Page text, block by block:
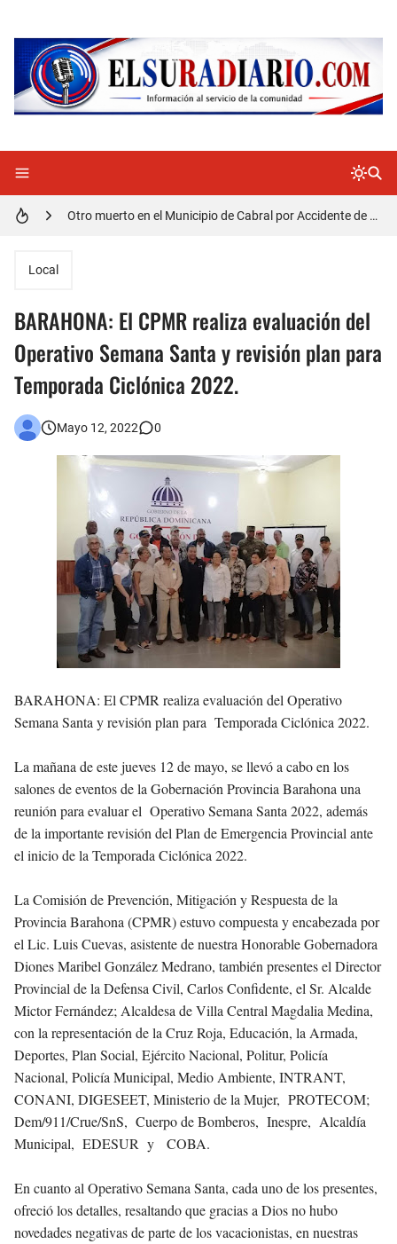
Jóvenes de Cabral aclaran mal entendido en tienda de celulares en Barahona
Otro muerto en el Municipio de Cabral por Accidente de Tránsito
Asaltantes hieren de bala joven Cabraleño en la carretera Cabral – Barahona
Local
BARAHONA: El CPMR realiza evaluación del
Operativo Semana Santa y revisión plan para
Temporada Ciclónica 2022.
Mayo 12, 2022 0
BARAHONA: El CPMR realiza evaluación del Operativo
Semana Santa y revisión plan para Temporada Ciclónica 2022.
La mañana de este jueves 12 de mayo, se llevó a cabo en los
salones de eventos de la Gobernación Provincia Barahona una
reunión para evaluar el Operativo Semana Santa 2022, además
de la importante revisión del Plan de Emergencia Provincial ante
el inicio de la Temporada Ciclónica 2022.
La Comisión de Prevención, Mitigación y Respuesta de la
Provincia Barahona (CPMR) estuvo compuesta y encabezada por
el Lic. Luis Cuevas, asistente de nuestra Honorable Gobernadora
Diones Maribel González Medrano, también presentes el Director
Provincial de la Defensa Civil, Carlos Confidente, el Sr. Alcalde
Mictor Fernández; Alcaldesa de Villa Central Magdalia Medina,
con la representación de la Cruz Roja, Educación, la Armada,
Deportes, Plan Social, Ejército Nacional, Politur, Policía
Nacional, Policía Municipal, Medio Ambiente, INTRANT,
CONANI, DIGESEET, Ministerio de la Mujer, PROTECOM;
Dem/911/Crue/SnS, Cuerpo de Bomberos, Inespre, Alcaldía
Municipal, EDESUR y COBA.
En cuanto al Operativo Semana Santa, cada uno de los presentes,
ofreció los detalles, resaltando que gracias a Dios no hubo
novedades negativas de parte de los vacacionistas, en nuestras